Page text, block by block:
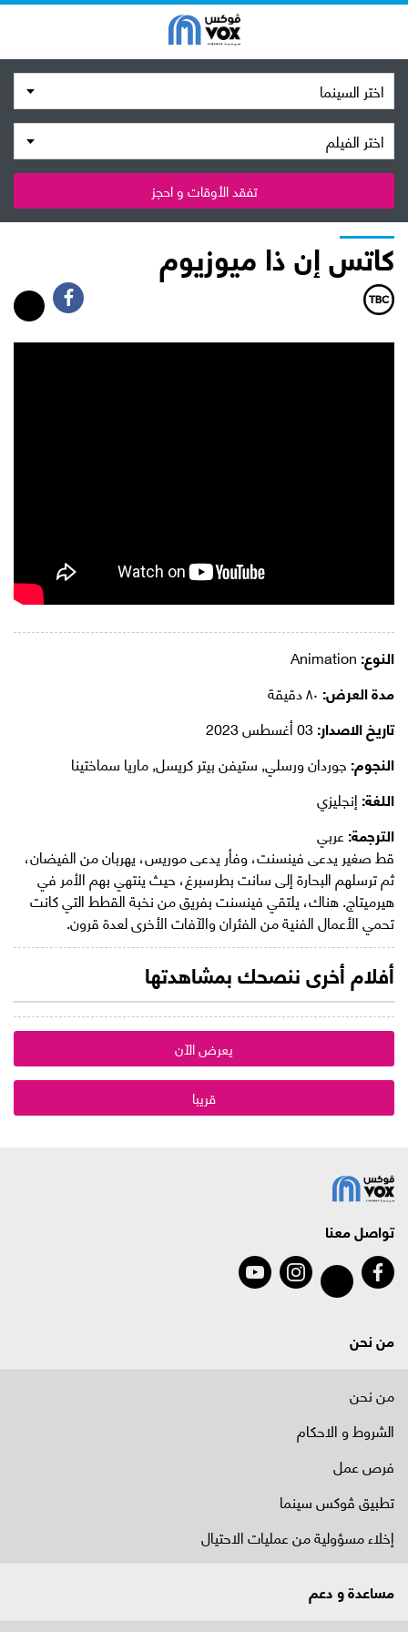
اختر السينما
اختر الفيلم
تفقد الأوقات و احجز
كاتس إن ذا ميوزيوم
النوع:
مدة العرض:
تاريخ الاصدار:
النجوم:جوردان ورسلي, ستيفن بيتر كريسل, ماريا سماختينا
اللغة:إنجليزي
الترجمة:عربي
قط صغير يدعى فينسنت، وفأر يدعى موريس، يهربان من الفيضان،
ثم ترسلهم البحارة إلى سانت بطرسبرغ، حيث ينتهي بهم الأمر في
هيرميتاج. هناك، يلتقي فينسنت بفريق من نخبة القطط التي كانت
تحمي الأعمال الفنية من الفئران والآفات الأخرى لعدة قرون.
أفلام أخرى ننصحك بمشاهدتها
يعرض الآن
قريبا
تواصل معنا
من نحن
من نحن
الشروط و الاحكام
فرص عمل
تطبيق ڤوكس سينما
إخلاء مسؤولية من عمليات الاحتيال
مساعدة و دعم